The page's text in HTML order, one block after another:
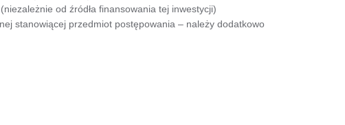
od źródła finansowania tej inwestycji)
stanowiącej przedmiot postępowania – należy dodatkowo